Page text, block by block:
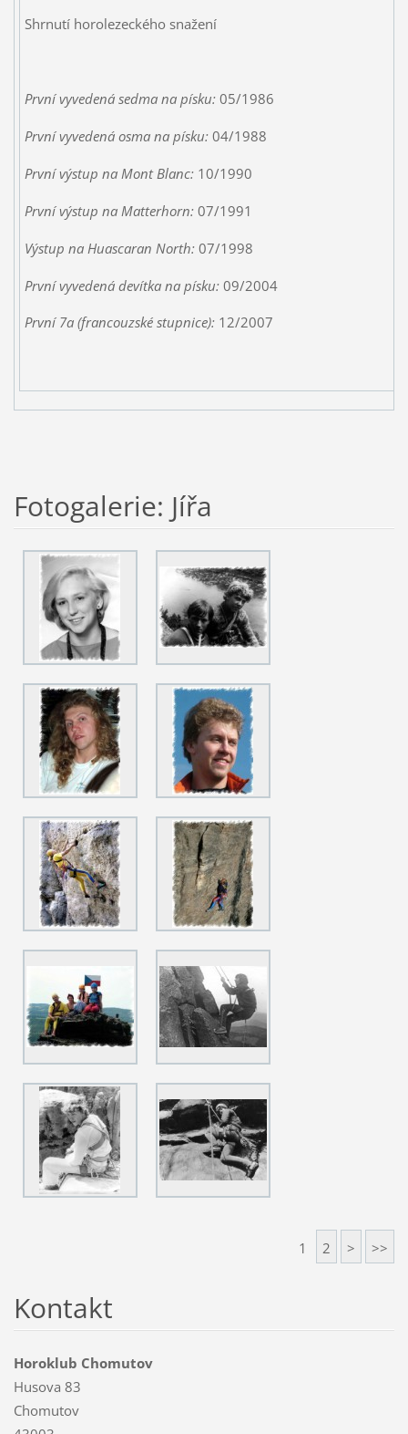
Shrnutí horolezeckého snažení
První vyvedená sedma na písku:05/1986
První vyvedená osma na písku:04/1988
První výstup na Mont Blanc:10/1990
První výstup na Matterhorn:07/1991
Výstup na Huascaran North:07/1998
První vyvedená devítka na písku:09/2004
První 7a (francouzské stupnice):12/2007
Fotogalerie: Jířa
1 2 > >>
Kontakt
Horoklub Chomutov
Husova 83
Chomutov